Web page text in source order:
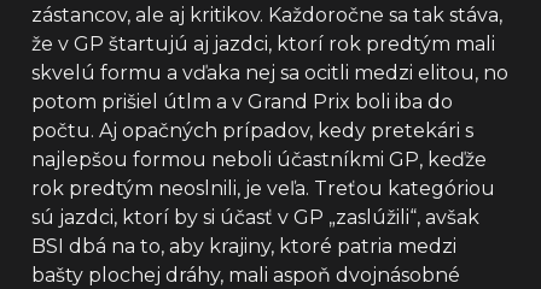
zástancov, ale aj kritikov. Každoročne sa tak stáva,
že v GP štartujú aj jazdci, ktorí rok predtým mali
skvelú formu a vďaka nej sa ocitli medzi elitou, no
potom prišiel útlm a v Grand Prix boli iba do
počtu. Aj opačných prípadov, kedy pretekári s
najlepšou formou neboli účastníkmi GP, keďže
rok predtým neoslnili, je veľa. Treťou kategóriou
sú jazdci, ktorí by si účasť v GP „zaslúžili“, avšak
BSI dbá na to, aby krajiny, ktoré patria medzi
bašty plochej dráhy, mali aspoň dvojnásobné